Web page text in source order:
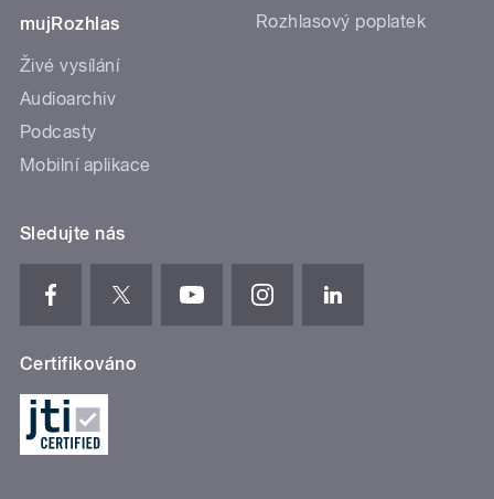
mujRozhlas
Živé vysílání
Audioarchiv
Podcasty
Mobilní aplikace
Rozhlasový poplatek
Sledujte nás
Certifikováno